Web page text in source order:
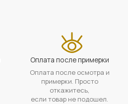
Оплата после примерки
Оплата после осмотра и
примерки. Просто
откажитесь,
если товар не подошел.